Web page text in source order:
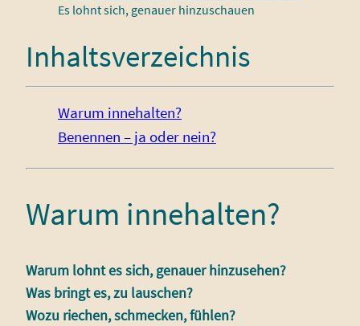
Es lohnt sich, genauer hinzuschauen
Inhaltsverzeichnis
Warum innehalten?
Benennen – ja oder nein?
Warum innehalten?
Warum lohnt es sich, genauer hinzusehen?
Was bringt es, zu lauschen?
Wozu riechen, schmecken, fühlen?